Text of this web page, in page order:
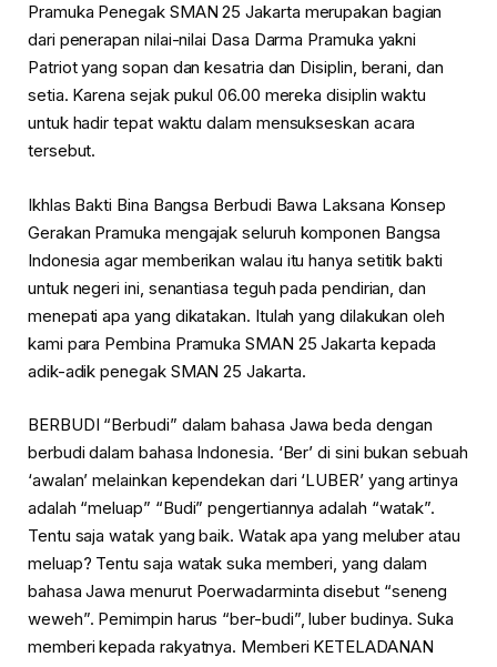
Pramuka Penegak SMAN 25 Jakarta merupakan bagian
dari penerapan nilai-nilai Dasa Darma Pramuka yakni
Patriot yang sopan dan kesatria dan Disiplin, berani, dan
setia. Karena sejak pukul 06.00 mereka disiplin waktu
untuk hadir tepat waktu dalam mensukseskan acara
tersebut.
Ikhlas Bakti Bina Bangsa Berbudi Bawa Laksana Konsep
Gerakan Pramuka mengajak seluruh komponen Bangsa
Indonesia agar memberikan walau itu hanya setitik bakti
untuk negeri ini, senantiasa teguh pada pendirian, dan
menepati apa yang dikatakan. Itulah yang dilakukan oleh
kami para Pembina Pramuka SMAN 25 Jakarta kepada
adik-adik penegak SMAN 25 Jakarta.
BERBUDI “Berbudi” dalam bahasa Jawa beda dengan
berbudi dalam bahasa Indonesia. ‘Ber’ di sini bukan sebuah
‘awalan’ melainkan kependekan dari ‘LUBER’ yang artinya
adalah “meluap” “Budi” pengertiannya adalah “watak”.
Tentu saja watak yang baik. Watak apa yang meluber atau
meluap? Tentu saja watak suka memberi, yang dalam
bahasa Jawa menurut Poerwadarminta disebut “seneng
weweh”. Pemimpin harus “ber-budi”, luber budinya. Suka
memberi kepada rakyatnya. Memberi KETELADANAN